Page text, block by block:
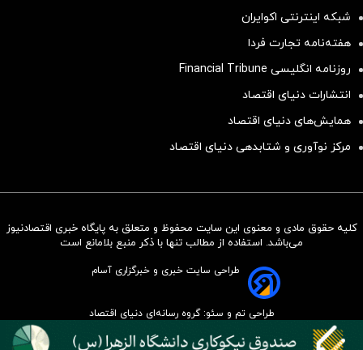
سرمایه‌گذاری همسنگ با شاخص
شبکه اینترنتی اکوایران
هفته‌نامه تجارت فردا
روزنامه انگلیسی Financial Tribune
انتشارات دنیای اقتصاد
همایش‌های دنیای اقتصاد
مرکز نوآوری و شتابدهی دنیای اقتصاد
کلیه حقوق مادی و معنوی این سایت محفوظ و متعلق به پایگاه خبری اقتصادنیوز
می‌باشد. استفاده از مطالب تنها با ذکر منبع بلامانع است
طراحی سایت خبری و خبرگزاری آسام
طراحی تم و سئو: گروه رسانه‌ای دنیای اقتصاد